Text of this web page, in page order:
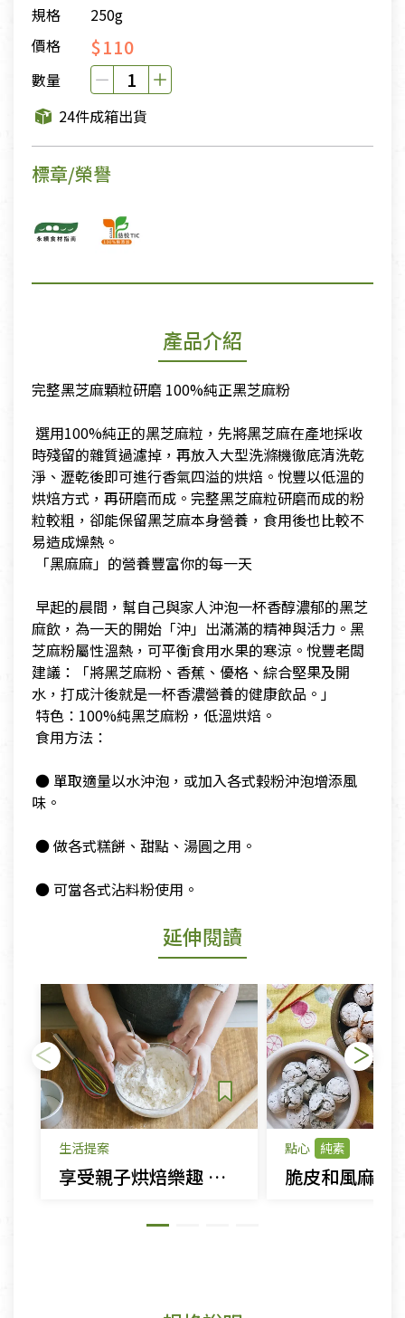
規格
250g
價格
$110
數量
24件成箱出貨
標章/榮譽
產品介紹
完整黑芝麻顆粒研磨 100%純正黑芝麻粉
​ 選用100%純正的黑芝麻粒，先將黑芝麻在產地採收
時殘留的雜質過濾掉，再放入大型洗滌機徹底清洗乾
淨、瀝乾後即可進行香氣四溢的烘焙。悅豐以低溫的
烘焙方式，再研磨而成。完整黑芝麻粒研磨而成的粉
粒較粗，卻能保留黑芝麻本身營養，食用後也比較不
易造成燥熱。
​ 「黑麻麻」的營養豐富你的每一天
​ 早起的晨間，幫自己與家人沖泡一杯香醇濃郁的黑芝
麻飲，為一天的開始「沖」出滿滿的精神與活力。黑
芝麻粉屬性溫熱，可平衡食用水果的寒涼。悅豐老闆
建議：「將黑芝麻粉、香蕉、優格、綜合堅果及開
水，打成汁後就是一杯香濃營養的健康飲品。」
​ 特色：100%純黑芝麻粉，低溫烘焙。
​ 食用方法：
​ ● 單取適量以水沖泡，或加入各式榖粉沖泡增添風
味。
​ ● 做各式糕餅、甜點、湯圓之用。
​ ● 可當各式沾料粉使用。
延伸閱讀
生活提案
享受親子烘焙樂趣 成功率超高的甜點食譜
點心 純素
脆皮和風麻糬